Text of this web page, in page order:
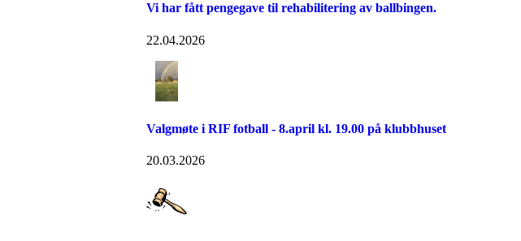
Vi har fått pengegave til rehabilitering av ballbingen.
22.04.2026
Valgmøte i RIF fotball - 8.april kl. 19.00 på klubbhuset
20.03.2026